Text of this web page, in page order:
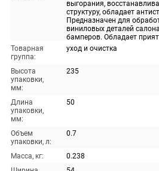
выгорания,
структуру, обладает
Предназначен для
виниловых деталей
бамперов. Обладает
Товарная
группа:
уход и очистка
Высота
упаковки,
мм:
235
Длина
упаковки,
мм:
50
Объем
упаковки, л:
0.7
Масса, кг:
0.238